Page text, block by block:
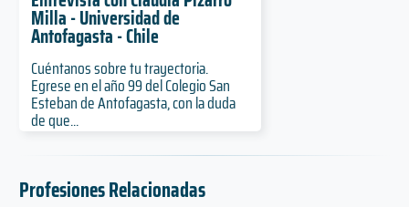
Milla - Universidad de
Antofagasta - Chile
Cuéntanos sobre tu trayectoria.
Egrese en el año 99 del Colegio San
Esteban de Antofagasta, con la duda
de que...
Profesiones Relacionadas